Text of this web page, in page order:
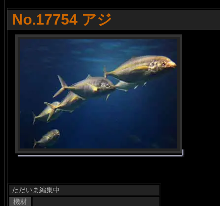
No.17754 アジ
ただいま編集中
機材